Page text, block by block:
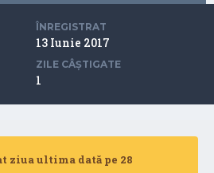
ÎNREGISTRAT
13 Iunie 2017
ZILE CÂȘTIGATE
1
ziua ultima dată pe 28